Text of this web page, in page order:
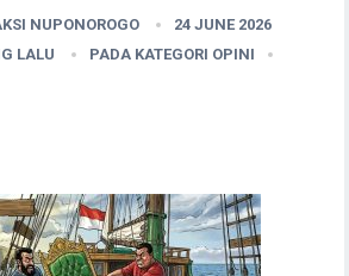
NUPONOROGO
24 JUNE 2026
LALU
PADA KATEGORI OPINI